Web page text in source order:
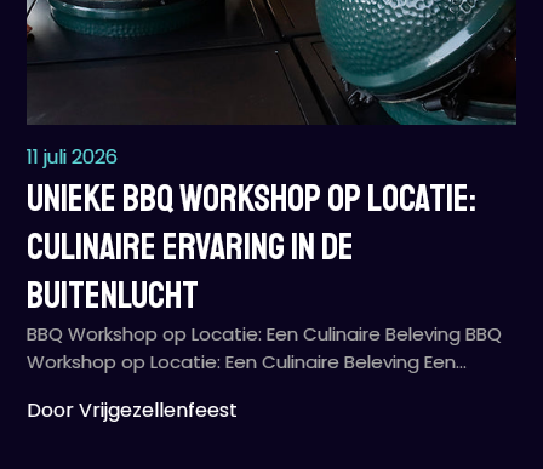
11 juli 2026
Unieke BBQ Workshop op Locatie:
Culinaire Ervaring in de
Buitenlucht
BBQ Workshop op Locatie: Een Culinaire Beleving BBQ
Workshop op Locatie: Een Culinaire Beleving Een…
Door Vrijgezellenfeest